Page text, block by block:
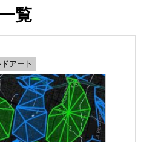
覧
アート